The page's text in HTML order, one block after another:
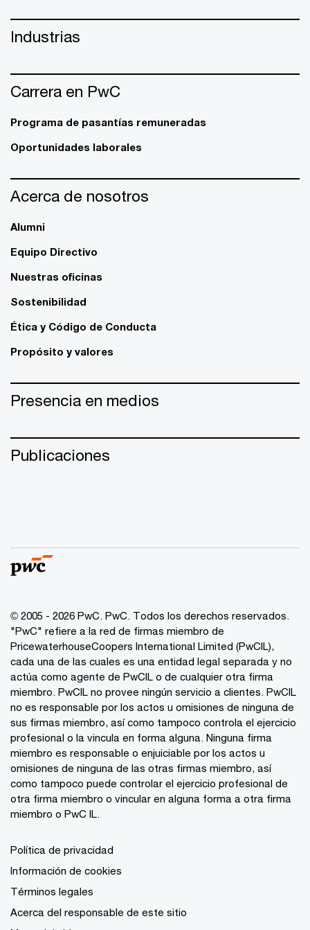
Industrias
Carrera en PwC
Programa de pasantías remuneradas
Oportunidades laborales
Acerca de nosotros
Alumni
Equipo Directivo
Nuestras oficinas
Sostenibilidad
Ética y Código de Conducta
Propósito y valores
Presencia en medios
Publicaciones
© 2005 - 2026 PwC. PwC. Todos los derechos reservados.
"PwC" refiere a la red de firmas miembro de
PricewaterhouseCoopers International Limited (PwCIL),
cada una de las cuales es una entidad legal separada y no
actúa como agente de PwCIL o de cualquier otra firma
miembro. PwCIL no provee ningún servicio a clientes. PwCIL
no es responsable por los actos u omisiones de ninguna de
sus firmas miembro, así como tampoco controla el ejercicio
profesional o la vincula en forma alguna. Ninguna firma
miembro es responsable o enjuiciable por los actos u
omisiones de ninguna de las otras firmas miembro, así
como tampoco puede controlar el ejercicio profesional de
otra firma miembro o vincular en alguna forma a otra firma
miembro o PwC IL.
Política de privacidad
Información de cookies
Términos legales
Acerca del responsable de este sitio